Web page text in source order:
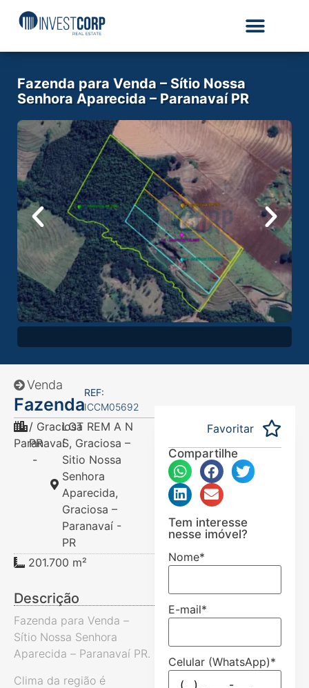
Fazenda para Venda – Sítio Nossa
Senhora Aparecida – Paranavaí PR
Venda
Fazenda
REF:
ICCM05692
Paranavaí
/
PR
-
GraciosaLOT REM A N
S, Graciosa –
Sitio Nossa
Senhora
Aparecida,
Graciosa –
Paranavaí -
PR
201.700 m²
Descrição
Fazenda para Venda –
Sítio Nossa Senhora
Aparecida – Paranavaí PR.
Clima da região é
Favoritar
Compartilhe
Tem interesse
nesse imóvel?
Nome*
E-mail*
Celular (WhatsApp)*